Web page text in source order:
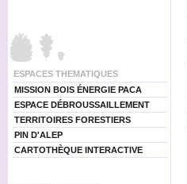
ESPACES THEMATIQUES
MISSION BOIS ÉNERGIE PACA
ESPACE DÉBROUSSAILLEMENT
TERRITOIRES FORESTIERS
PIN D'ALEP
CARTOTHÈQUE INTERACTIVE